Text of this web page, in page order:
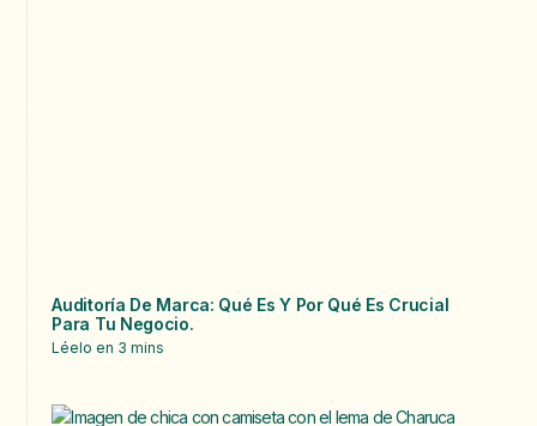
Auditoría De Marca: Qué Es Y Por Qué Es Crucial
Para Tu Negocio.
Léelo en 3 mins